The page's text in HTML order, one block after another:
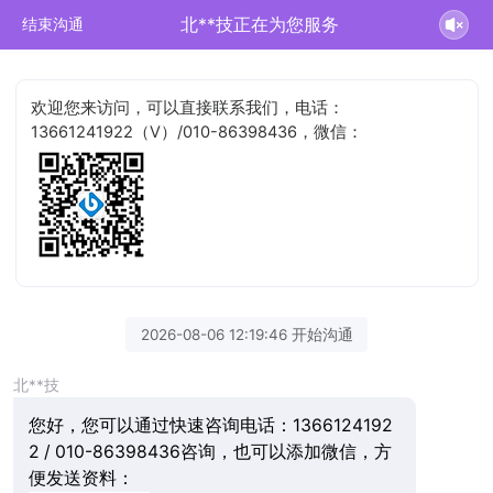
结束沟通 北**技正在为您服务
欢迎您来访问，可以直接联系我们，电话：
13661241922（V）/010-86398436，微信：
2026-08-06 12:19:46 开始沟通
北**技
您好，您可以通过快速咨询电话：1366124192
2 / 010-86398436咨询，也可以添加微信，方
便发送资料：